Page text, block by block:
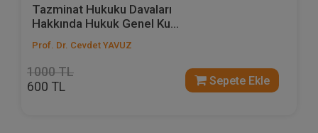
Tazminat Hukuku Davaları
Hakkında Hukuk Genel Ku...
Prof. Dr. Cevdet YAVUZ
1000 TL
600 TL Sepete Ekle